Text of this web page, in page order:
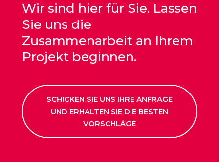
Wir sind hier für Sie. Lassen
Sie uns die
Zusammenarbeit an Ihrem
Projekt beginnen.
SCHICKEN SIE UNS IHRE ANFRAGE
UND ERHALTEN SIE DIE BESTEN
VORSCHLÄGE